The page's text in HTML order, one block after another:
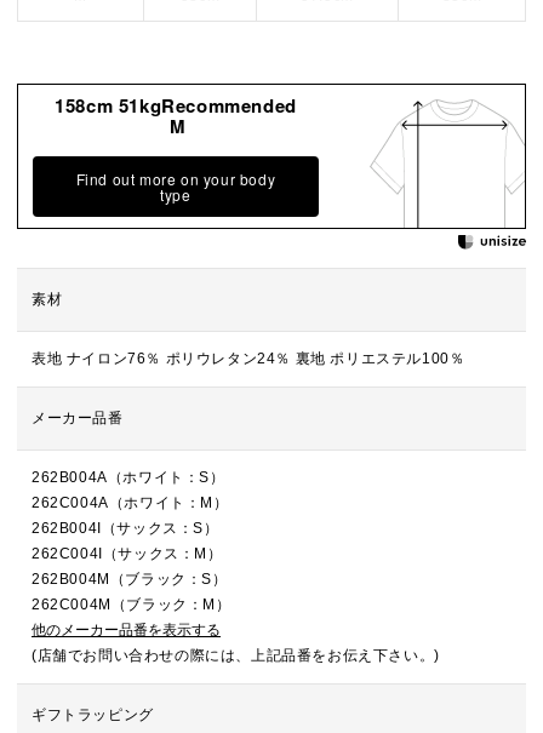
158cm 51kgRecommended
M
Find out more on your body
type
素材
表地 ナイロン76％ ポリウレタン24％ 裏地 ポリエステル100％
メーカー品番
262B004A（ホワイト：S）
262C004A（ホワイト：M）
262B004I（サックス：S）
262C004I（サックス：M）
262B004M（ブラック：S）
262C004M（ブラック：M）
他のメーカー品番を表示する
(店舗でお問い合わせの際には、上記品番をお伝え下さい。)
ギフトラッピング